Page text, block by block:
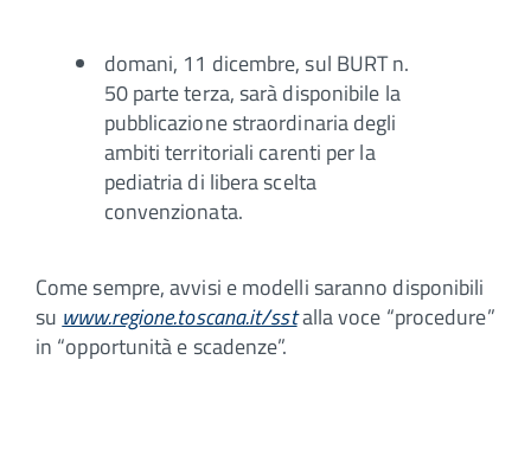
domani, 11 dicembre, sul BURT n.
50 parte terza, sarà disponibile la
pubblicazione straordinaria degli
ambiti territoriali carenti per la
pediatria di libera scelta
convenzionata.
Come sempre, avvisi e modelli saranno disponibili
su www.regione.toscana.it/sstalla voce “procedure”
in “opportunità e scadenze”.